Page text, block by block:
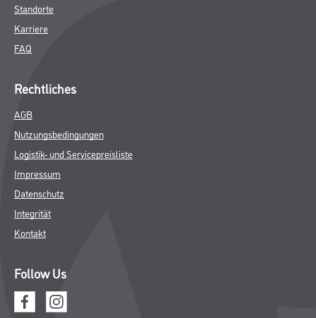
Standorte
Karriere
FAQ
Rechtliches
AGB
Nutzungsbedingungen
Logistik- und Servicepreisliste
Impressum
Datenschutz
Integrität
Kontakt
Follow Us